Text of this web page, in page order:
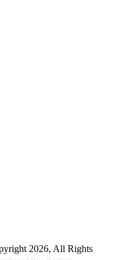
2026, All Rights